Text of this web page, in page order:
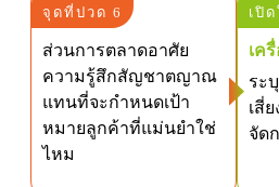
จุดที่ปวด 6
ส่วนการตลาดอาศัย
ความรู้สึกสัญชาตญาณ
แทนที่จะกำหนดเป้า
หมายลูกค้าที่แม่นยำใช่
ไหม
เปิ
เค
ระ
เสี่
จัด